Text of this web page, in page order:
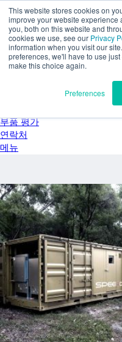
This website stores cookies on
improve your website
you, both on this website and
cookies we use, see our Privacy
information when you visit our
preferences, we'll have to use
make this choice again.
Preferences
주요 콘텐츠로 건너뛰기
SPEE3D
한국어
English
Español
Deutsch
부품 평가
연락처
메뉴